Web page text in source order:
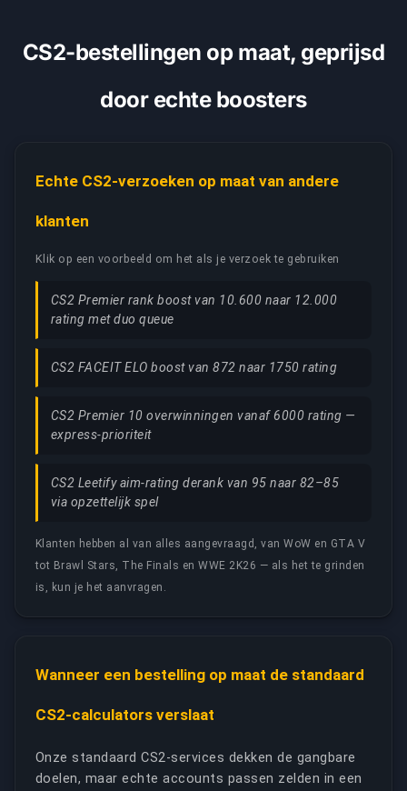
CS2-bestellingen op maat, geprijsd
door echte boosters
Echte CS2-verzoeken op maat van andere
klanten
Klik op een voorbeeld om het als je verzoek te gebruiken
CS2 Premier rank boost van 10.600 naar 12.000
rating met duo queue
CS2 FACEIT ELO boost van 872 naar 1750 rating
CS2 Premier 10 overwinningen vanaf 6000 rating —
express-prioriteit
CS2 Leetify aim-rating derank van 95 naar 82–85
via opzettelijk spel
Klanten hebben al van alles aangevraagd, van WoW en GTA V
tot Brawl Stars, The Finals en WWE 2K26 — als het te grinden
is, kun je het aanvragen.
Wanneer een bestelling op maat de standaard
CS2-calculators verslaat
Onze standaard CS2-services dekken de gangbare
doelen, maar echte accounts passen zelden in een